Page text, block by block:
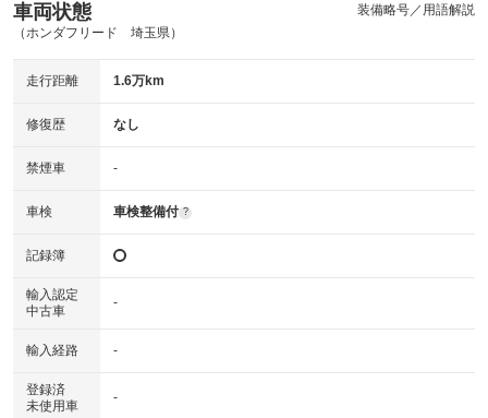
車両状態
（ホンダフリード 埼玉県）
装備略号／用語解説
走行距離 1.6万km
修復歴 なし
禁煙車 -
車検 車検整備付 ?
記録簿
輸入認定
中古車
-
輸入経路 -
登録済
未使用車
-